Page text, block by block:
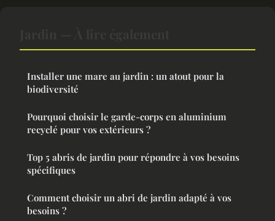
Installer une mare au jardin : un atout pour la
biodiversité
Pourquoi choisir le garde-corps en aluminium
recyclé pour vos extérieurs ?
Top 5 abris de jardin pour répondre à vos besoins
spécifiques
Comment choisir un abri de jardin adapté à vos
besoins ?